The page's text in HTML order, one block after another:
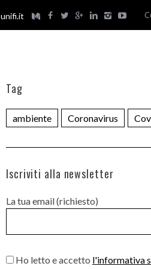
unifi.it
Tag
ambiente Coronavirus
Iscriviti alla newsletter
La tua email (richiesto)
Ho letto e accetto l'informativa